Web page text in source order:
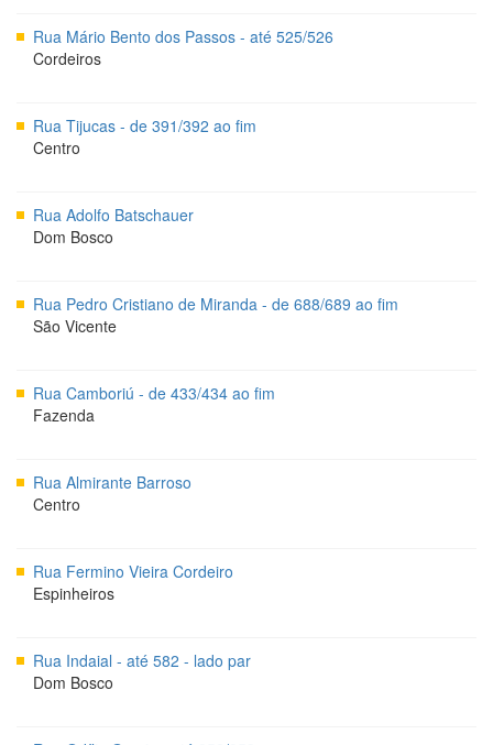
Rua Mário Bento dos Passos - até 525/526
Cordeiros
Rua Tijucas - de 391/392 ao fim
Centro
Rua Adolfo Batschauer
Dom Bosco
Rua Pedro Cristiano de Miranda - de 688/689 ao fim
São Vicente
Rua Camboriú - de 433/434 ao fim
Fazenda
Rua Almirante Barroso
Centro
Rua Fermino Vieira Cordeiro
Espinheiros
Rua Indaial - até 582 - lado par
Dom Bosco